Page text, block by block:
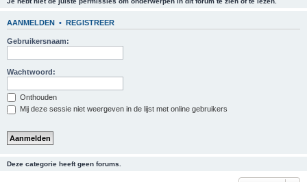
AANMELDEN • REGISTREER
Gebruikersnaam:
Wachtwoord:
Onthouden
Mij deze sessie niet weergeven in de lijst met online gebruikers
Deze categorie heeft geen forums.